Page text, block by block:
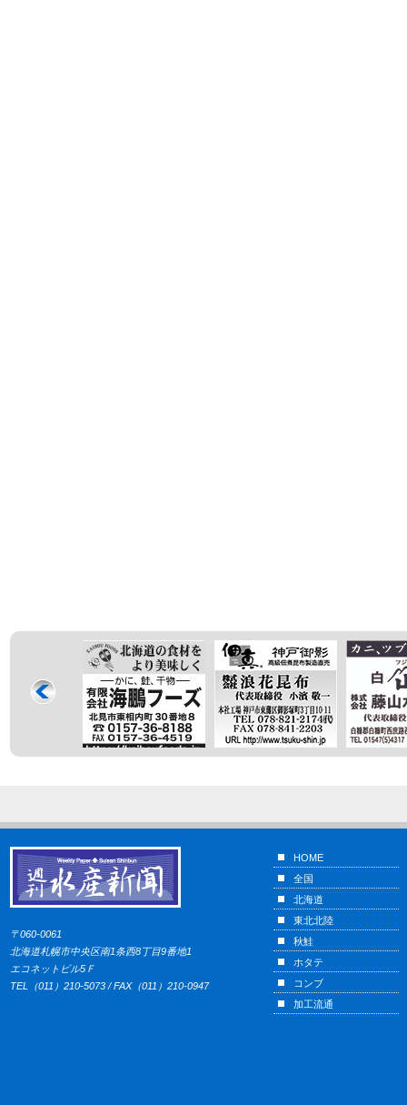
〒060-0061
北海道札幌市中央区南1条西8丁目9番地1
エコネットビル5Ｆ
TEL（011）210-5073 / FAX（011）210-0947
HOME
全国
北海道
東北北陸
秋鮭
ホタテ
コンブ
加工流通